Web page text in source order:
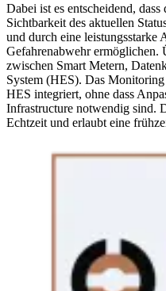
Dabei ist es entscheidend,
Sichtbarkeit des aktuellen
und durch eine leistungsstarke
Gefahrenabwehr
zwischen Smart Metern,
System (HES). Das
HES integriert, ohne dass
Infrastructure notwendig sind.
Echtzeit und erlaubt eine